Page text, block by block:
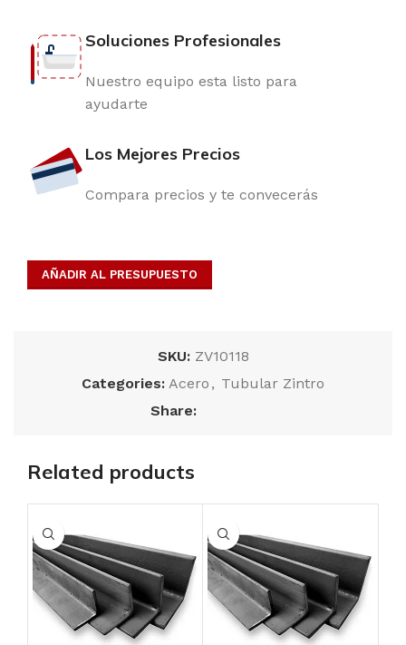
Soluciones Profesionales
Nuestro equipo esta listo para
ayudarte
Los Mejores Precios
Compara precios y te convecerás
AÑADIR AL PRESUPUESTO
SKU: ZV10118
Categories: Acero , Tubular Zintro
Share:
Related products